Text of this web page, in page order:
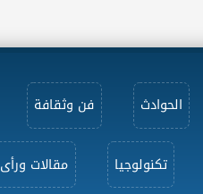
الحوادث فن وثقافة
تكنولوجيا مقالات ورأى